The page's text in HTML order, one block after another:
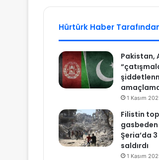
esi ok
Hürtürk Haber
Pakistan,
1 Kasım
Filistin
gasbeden
Şeria’da
saldırdı
1 Kasım